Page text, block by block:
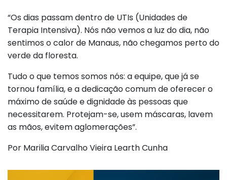
“Os dias passam dentro de UTIs (Unidades de
Terapia Intensiva). Nós não vemos a luz do dia, não
sentimos o calor de Manaus, não chegamos perto do
verde da floresta.
Tudo o que temos somos nós: a equipe, que já se
tornou família, e a dedicação comum de oferecer o
máximo de saúde e dignidade às pessoas que
necessitarem. Protejam-se, usem máscaras, lavem
as mãos, evitem aglomerações”.
Por Marilia Carvalho Vieira Learth Cunha